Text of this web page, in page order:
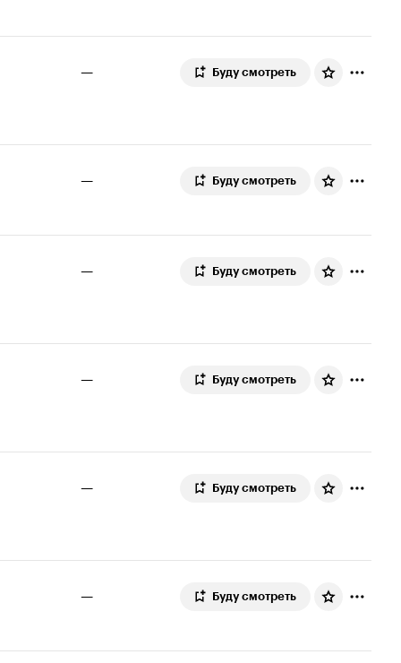
— Буду смотреть
— Буду смотреть
— Буду смотреть
— Буду смотреть
— Буду смотреть
— Буду смотреть